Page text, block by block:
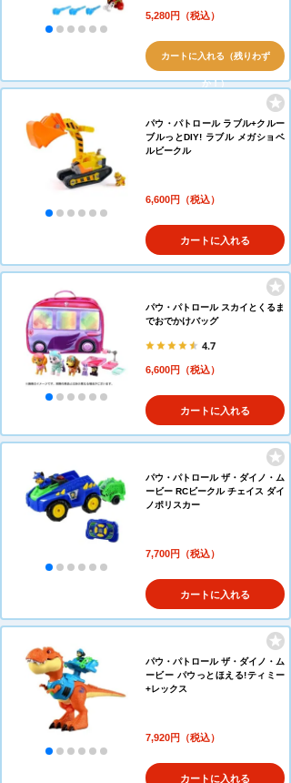
5,280円（税込）
カートに入れる（残りわず
か！）
パウ・パトロール ラブル+クルー
ブルっとDIY! ラブル メガショベ
ルビークル
6,600円（税込）
カートに入れる
パウ・パトロール スカイとくるま
でおでかけバッグ
4.7
6,600円（税込）
カートに入れる
パウ・パトロール ザ・ダイノ・ム
ービー RCビークル チェイス ダイ
ノポリスカー
7,700円（税込）
カートに入れる
パウ・パトロール ザ・ダイノ・ム
ービー パウっとほえる!ティミー
+レックス
7,920円（税込）
カートに入れる